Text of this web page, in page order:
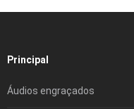
Principal
Áudios engraçados